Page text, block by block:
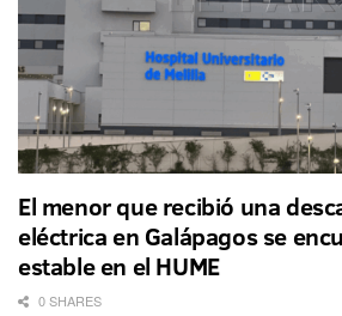
El menor que recibió una
eléctrica en Galápagos se
estable en el HUME
0 SHARES